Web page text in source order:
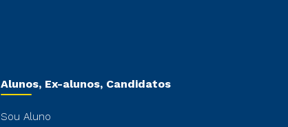
Alunos, Ex-alunos, Candidatos
Sou Aluno